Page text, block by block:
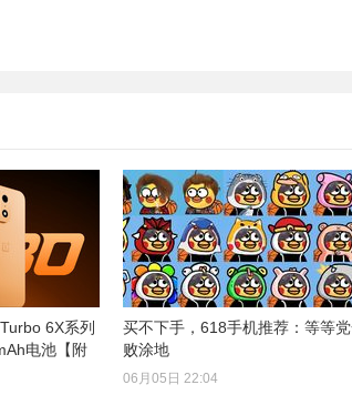
6X系列
电池【附
买不下手，618手机推荐：等等
败涂地
06月05日 22:04